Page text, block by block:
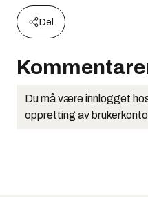
Del
Du må være innlogget
oppretting av